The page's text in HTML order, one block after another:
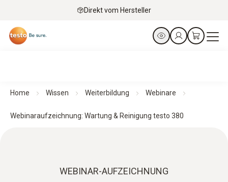
Direkt vom Hersteller
Home Wissen Weiterbildung Webinare
Webinaraufzeichnung: Wartung & Reinigung testo 380
WEBINAR-AUFZEICHNUNG